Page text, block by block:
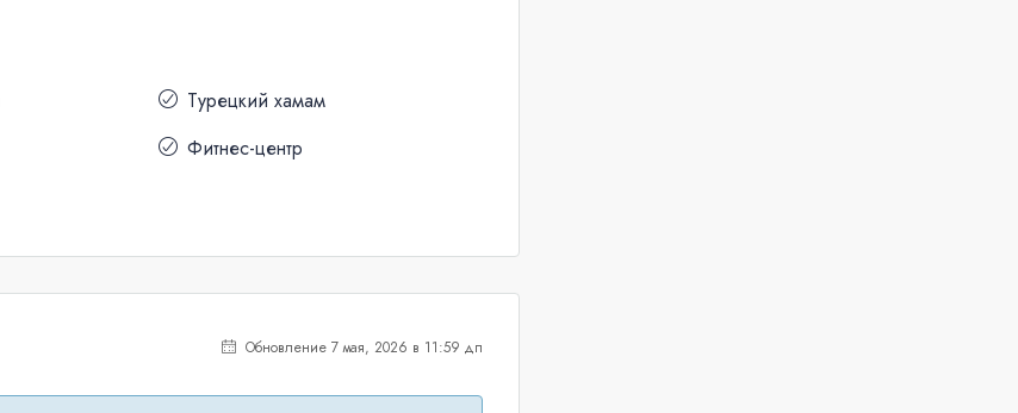
Турецкий хамам
Фитнес-центр
Обновление 7 мая, 2026 в 11:59 дп